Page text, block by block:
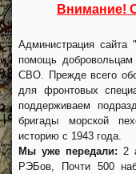
Внимание!
Администрация сайта
помощь
СВО. Прежде всего
для фронтовых
поддерживаем
бригады морской
историю с 1943 года.
Мы уже передали: 2
РЭБов, Почти 500